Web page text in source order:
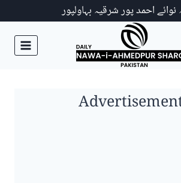
نوائے احمد پور شرقیہ بہاولپور